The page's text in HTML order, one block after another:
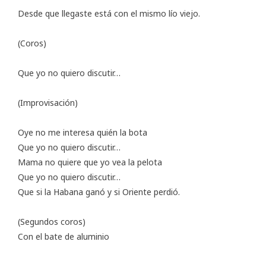
Desde que llegaste está con el mismo lío viejo.
(Coros)
Que yo no quiero discutir…
(Improvisación)
Oye no me interesa quién la bota
Que yo no quiero discutir…
Mama no quiere que yo vea la pelota
Que yo no quiero discutir…
Que si la Habana ganó y si Oriente perdió.
(Segundos coros)
Con el bate de aluminio